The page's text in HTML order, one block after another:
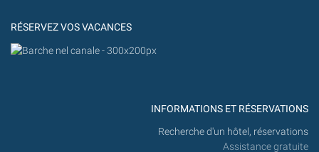
RÉSERVEZ VOS VACANCES
INFORMATIONS ET RÉSERVATIONS
Recherche d'un hôtel, réservations
Assistance gratuite